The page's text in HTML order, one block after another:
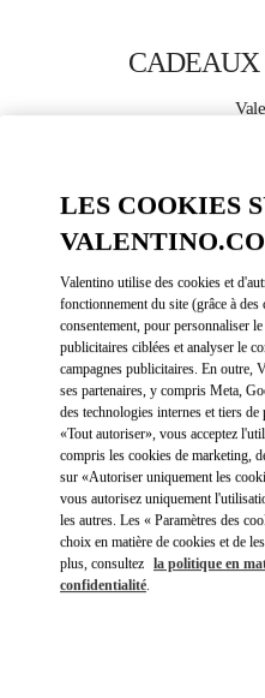
CADEAUX
APPELLE
OBTENIR
LES COOKIES
Valentino utilise des cookies et
fonctionnement du site (grâce à
consentement, pour personnaliser
publicitaires ciblées et analyser le
campagnes publicitaires. En outre,
ses partenaires, y compris Meta,
des technologies internes et tiers
«Tout autoriser», vous acceptez
compris les cookies de marketing,
sur «Autoriser uniquement les
vous autorisez uniquement
les autres. Les « Paramètres des
choix en matière de cookies et de
plus, consultez la politique en
confidentialité.